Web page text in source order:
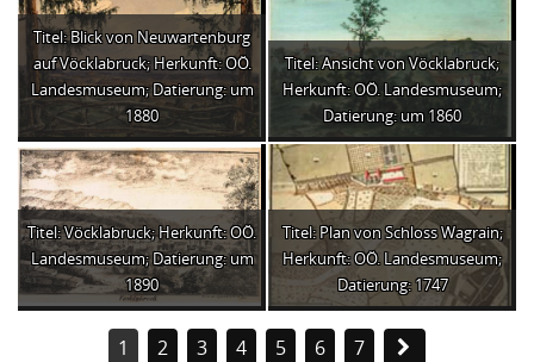
Titel: Blick von Neuwartenburg
auf Vöcklabruck; Herkunft: OÖ.
Landesmuseum; Datierung: um
1880
Titel: Ansicht von Vöcklabruck;
Herkunft: OÖ. Landesmuseum;
Datierung: um 1860
Titel: Vöcklabruck; Herkunft: OÖ.
Landesmuseum; Datierung: um
1890
Titel: Plan von Schloss Wagrain;
Herkunft: OÖ. Landesmuseum;
Datierung: 1747
1 2 3 4 5 6 7